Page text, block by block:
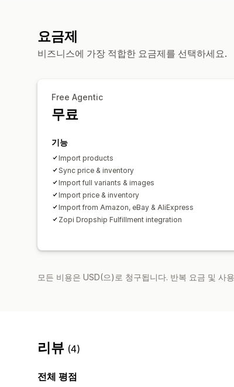
요금제
비즈니스에 가장 적합한 요금제를 선택하세요.
Free Agentic
무료
기능
Import products
Sync price & inventory
Import full variants & images
Import price & inventory
Import from Amazon, eBay & AliExpress
Zopi Dropship Fulfillment integration
모든 비용은 USD(으)로 청구됩니다. 반복 요금 및 사
리뷰 (4)
전체 평점